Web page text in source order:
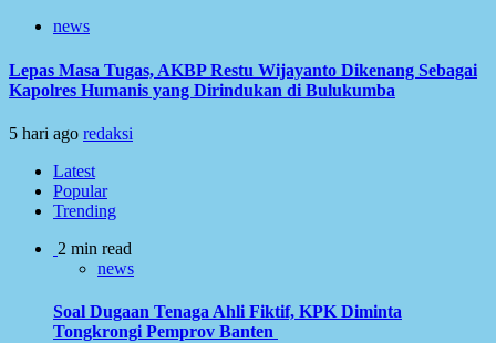
news
Lepas Masa Tugas, AKBP Restu Wijayanto Dikenang Sebagai
Kapolres Humanis yang Dirindukan di Bulukumba
5 hari ago redaksi
Latest
Popular
Trending
2 min read
news
Soal Dugaan Tenaga Ahli Fiktif, KPK Diminta
Tongkrongi Pemprov Banten